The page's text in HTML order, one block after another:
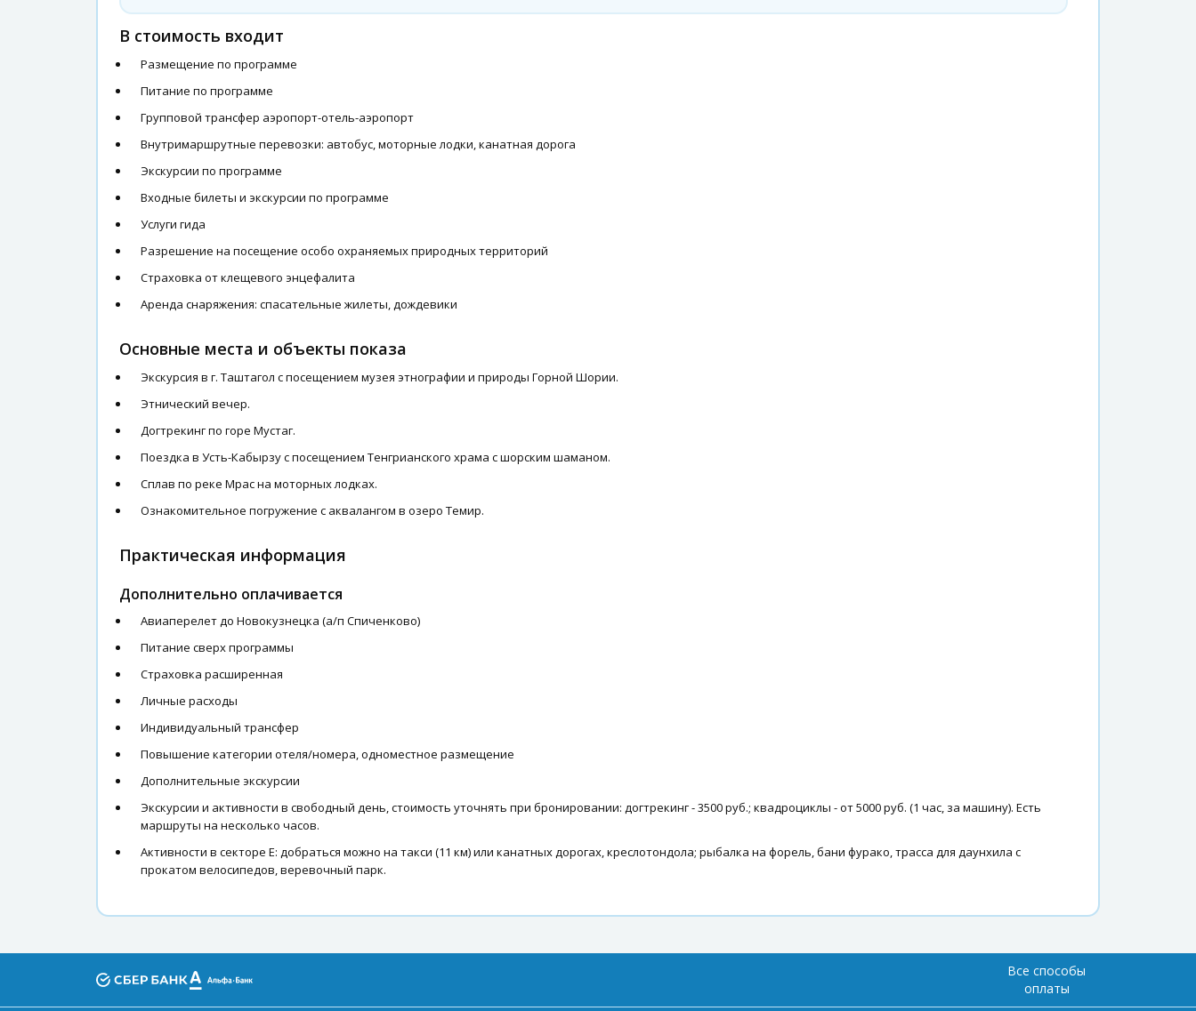
В стоимость входит
Размещение по программе
Питание по программе
Групповой трансфер аэропорт-отель-аэропорт
Внутримаршрутные перевозки: автобус, моторные лодки, канатная дорога
Экскурсии по программе
Входные билеты и экскурсии по программе
Услуги гида
Разрешение на посещение особо охраняемых природных территорий
Страховка от клещевого энцефалита
Аренда снаряжения: спасательные жилеты, дождевики
Основные места и объекты показа
Экскурсия в г. Таштагол с посещением музея этнографии и природы Горной Шории.
Этнический вечер.
Догтрекинг по горе Мустаг.
Поездка в Усть-Кабырзу с посещением Тенгрианского храма с шорским шаманом.
Сплав по реке Мрас на моторных лодках.
Ознакомительное погружение с аквалангом в озеро Темир.
Практическая информация
Дополнительно оплачивается
Авиаперелет до Новокузнецка (а/п Спиченково)
Питание сверх программы
Страховка расширенная
Личные расходы
Индивидуальный трансфер
Повышение категории отеля/номера, одноместное размещение
Дополнительные экскурсии
Экскурсии и активности в свободный день, стоимость уточнять при бронировании: догтрекинг - 3500 руб.; квадроциклы - от 5000 руб. (1 час, за машину). Есть
маршруты на несколько часов.
Активности в секторе Е: добраться можно на такси (11 км) или канатных дорогах, креслотондола; рыбалка на форель, бани фурако, трасса для даунхила с
прокатом велосипедов, веревочный парк.
Все способы
оплаты